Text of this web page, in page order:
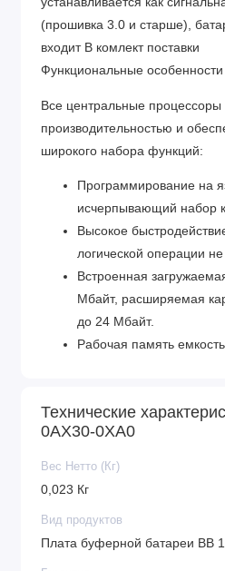
(прошивка 3.0 и старше),
входит В комлект поставки
Функциональные
Все центральные
производительностью и
широкого набора функций:
Программирование на
исчерпывающий набор
Высокое
логической операции
Встроенная
Мбайт, расширяемая
до 24 Мбайт.
Рабочая память
перебоях в питании
Встроенные дискретные
назначения,
времени с запасом хода
питании 240 часов.
Технические
0AX30-0XA0
Вес Нетто (Кг)
0,023 Кг
Вид продуктов
Плата буферной батареи BB